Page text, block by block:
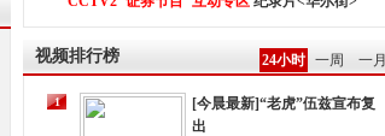
视频排行榜 24小时 一周 一月
1
[今晨最新]“老虎”伍兹宣布复
出